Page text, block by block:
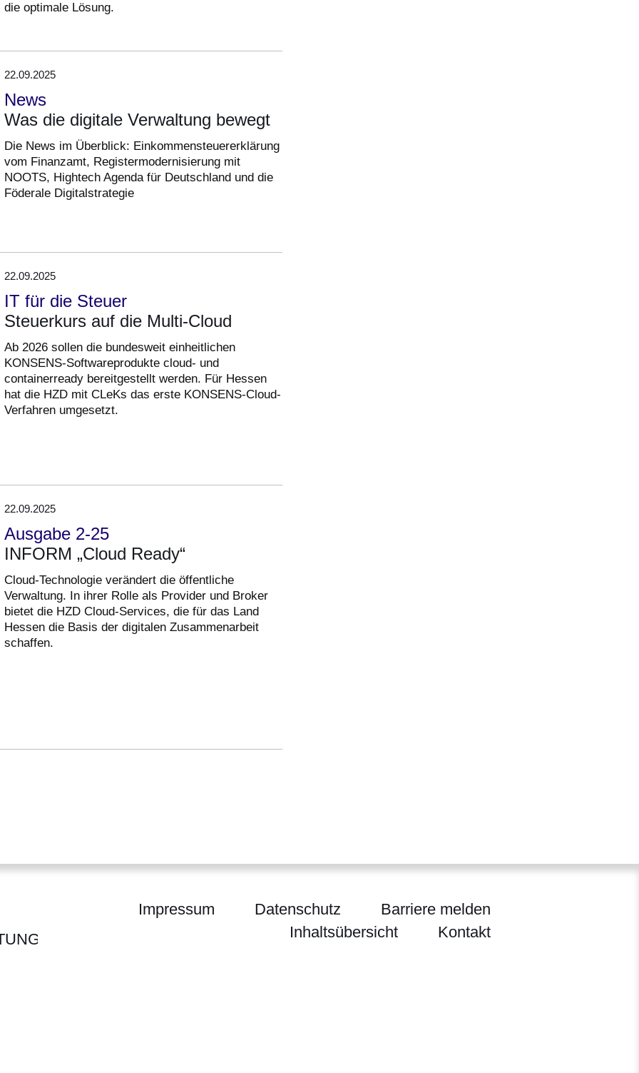
die optimale Lösung.
22.09.2025
News
Was die digitale Verwaltung bewegt
Die News im Überblick: Einkommensteuererklärung
vom Finanzamt, Registermodernisierung mit
NOOTS, Hightech Agenda für Deutschland und die
Föderale Digitalstrategie
22.09.2025
IT für die Steuer
Steuerkurs auf die Multi-Cloud
Ab 2026 sollen die bundesweit einheitlichen
KONSENS-Softwareprodukte cloud- und
containerready bereitgestellt werden. Für Hessen
hat die HZD mit CLeKs das erste KONSENS-Cloud-
Verfahren umgesetzt.
22.09.2025
Ausgabe 2-25
INFORM „Cloud Ready“
Cloud-Technologie verändert die öffentliche
Verwaltung. In ihrer Rolle als Provider und Broker
bietet die HZD Cloud-Services, die für das Land
Hessen die Basis der digitalen Zusammenarbeit
schaffen.
Impressum Datenschutz
Barriere melden
Inhaltsübersicht
Kontakt